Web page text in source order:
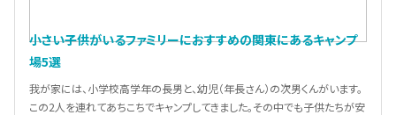
小さい子供がいるファミリーにおすすめの関東にあるキャンプ
場5選
我が家には、小学校高学年の長男と、幼児（年長さん）の次男くんがいます。
この2人を連れてあちこちでキャンプしてきました。その中でも子供たちが安